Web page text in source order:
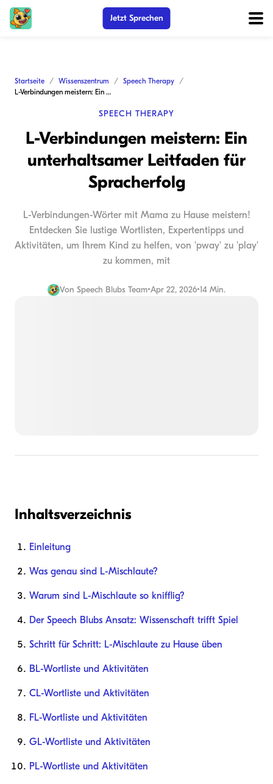
Jetzt Sprechen
Startseite Wissenszentrum
Speech Therapy
L-Verbindungen meistern: Ein unterhaltsamer Leitfaden für Spracherfolg
SPEECH THERAPY
L-Verbindungen meistern: Ein
unterhaltsamer Leitfaden für
Spracherfolg
L-Verbindungen-Wörter mit Mama zu Hause meistern!
Entdecken Sie lustige Wortlisten, Expertentipps und
Aktivitäten, um Ihrem Kind zu helfen, von 'pway' zu 'play'
zu kommen, mit
Von Speech Blubs Team•Apr 22, 2026•14 Min.
Inhaltsverzeichnis
Einleitung
Was genau sind L-Mischlaute?
Warum sind L-Mischlaute so knifflig?
Der Speech Blubs Ansatz: Wissenschaft trifft Spiel
Schritt für Schritt: L-Mischlaute zu Hause üben
BL-Wortliste und Aktivitäten
CL-Wortliste und Aktivitäten
FL-Wortliste und Aktivitäten
GL-Wortliste und Aktivitäten
PL-Wortliste und Aktivitäten